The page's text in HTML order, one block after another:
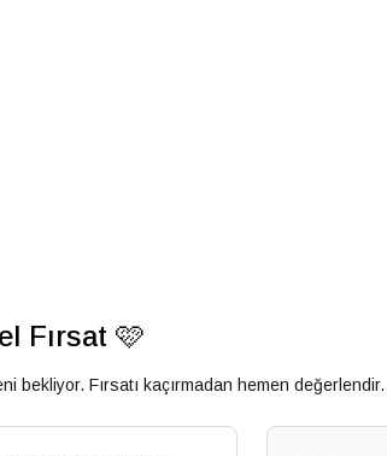
Fırsat 🩷
bekliyor. Fırsatı kaçırmadan hemen değerlendir.